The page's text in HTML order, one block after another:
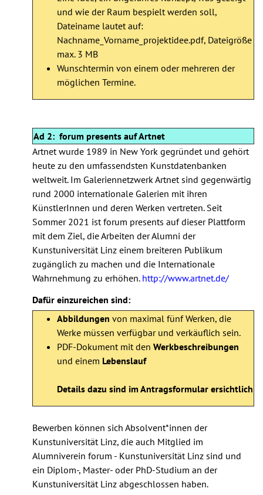
und wie der Raum bespielt werden soll,
Dateiname lautet auf:
Nachname_Vorname_projektidee.pdf, Dateigröße
max. 3 MB
Wunschtermin von einem oder mehreren der
möglichen Termine.
Ad 2: forum presents auf Artnet
Artnet wurde 1989 in New York gegründet und gehört
heute zu den umfassendsten Kunstdatenbanken
weltweit. Im Galeriennetzwerk Artnet sind gegenwärtig
rund 2000 internationale Galerien mit ihren
KünstlerInnen und deren Werken vertreten. Seit
Sommer 2021 ist forum presents auf dieser Plattform
mit dem Ziel, die Arbeiten der Alumni der
Kunstuniversität Linz einem breiteren Publikum
zugänglich zu machen und die Internationale
Wahrnehmung zu erhöhen. http://www.artnet.de/
Dafür einzureichen sind:
Abbildungen von maximal fünf Werken, die
Werke müssen verfügbar und verkäuflich sein.
PDF-Dokument mit den Werkbeschreibungen
und einem Lebenslauf
Details dazu sind im Antragsformular ersichtlich
Bewerben können sich Absolvent*innen der
Kunstuniversität Linz, die auch Mitglied im
Alumniverein forum - Kunstuniversität Linz sind und
ein Diplom-, Master- oder PhD-Studium an der
Kunstuniversität Linz abgeschlossen haben.